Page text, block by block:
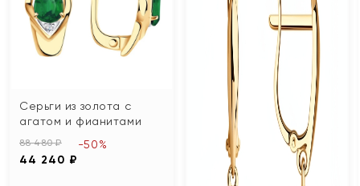
Серьги из золота с
агатом и фианитами
88 480 ₽
44 240 ₽
-50%